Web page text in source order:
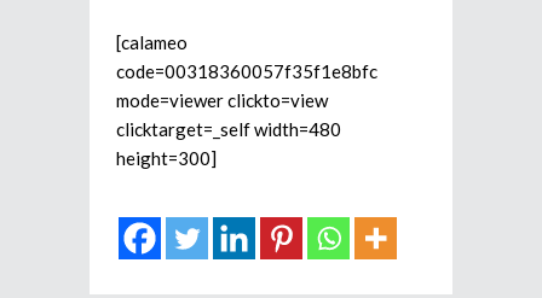
[calameo
code=00318360057f35f1e8bfc
mode=viewer clickto=view
clicktarget=_self width=480
height=300]